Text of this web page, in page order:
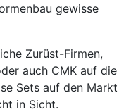
gewisse
Zurüst-Firmen,
auch CMK auf die
Sets auf den Markt
in Sicht.